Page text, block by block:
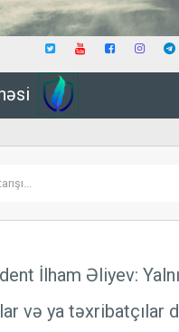
İqtisadiyyat
İlham Əliyev:
və ya təxribatçılar